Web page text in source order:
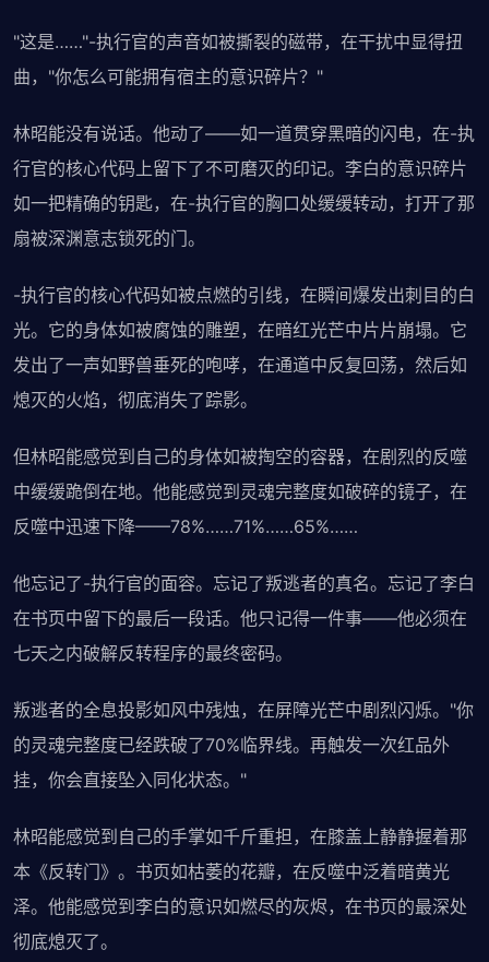
"这是……"-执行官的声音如被撕裂的磁带，在干扰中显得扭
曲，"你怎么可能拥有宿主的意识碎片？"
林昭能没有说话。他动了——如一道贯穿黑暗的闪电，在-执
行官的核心代码上留下了不可磨灭的印记。李白的意识碎片
如一把精确的钥匙，在-执行官的胸口处缓缓转动，打开了那
扇被深渊意志锁死的门。
-执行官的核心代码如被点燃的引线，在瞬间爆发出刺目的白
光。它的身体如被腐蚀的雕塑，在暗红光芒中片片崩塌。它
发出了一声如野兽垂死的咆哮，在通道中反复回荡，然后如
熄灭的火焰，彻底消失了踪影。
但林昭能感觉到自己的身体如被掏空的容器，在剧烈的反噬
中缓缓跪倒在地。他能感觉到灵魂完整度如破碎的镜子，在
反噬中迅速下降——78%……71%……65%……
他忘记了-执行官的面容。忘记了叛逃者的真名。忘记了李白
在书页中留下的最后一段话。他只记得一件事——他必须在
七天之内破解反转程序的最终密码。
叛逃者的全息投影如风中残烛，在屏障光芒中剧烈闪烁。"你
的灵魂完整度已经跌破了70%临界线。再触发一次红品外
挂，你会直接坠入同化状态。"
林昭能感觉到自己的手掌如千斤重担，在膝盖上静静握着那
本《反转门》。书页如枯萎的花瓣，在反噬中泛着暗黄光
泽。他能感觉到李白的意识如燃尽的灰烬，在书页的最深处
彻底熄灭了。